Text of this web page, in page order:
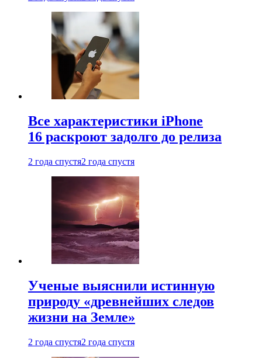
Все характеристики iPhone
16 раскроют задолго до релиза
2 года спустя2 года спустя
Ученые выяснили истинную
природу «древнейших следов
жизни на Земле»
2 года спустя2 года спустя